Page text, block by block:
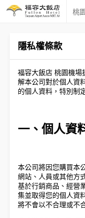
桃
隱私權條款
福容大飯店 桃園機
解本公司對於個人資
的個人資料，特別制
一、個人資
本公司將因您購買本
網站、人員或其他方
基於行銷商品、經營
集並取得您的個人資
將不會以不合理或不